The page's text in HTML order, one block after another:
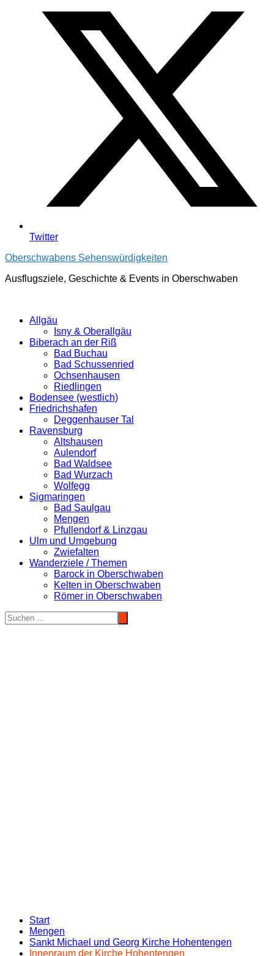
Twitter
Oberschwabens Sehenswürdigkeiten
Ausflugsziele, Geschichte & Events in Oberschwaben
Allgäu
Isny & Oberallgäu
Biberach an der Riß
Bad Buchau
Bad Schussenried
Ochsenhausen
Riedlingen
Bodensee (westlich)
Friedrichshafen
Deggenhauser Tal
Ravensburg
Altshausen
Aulendorf
Bad Waldsee
Bad Wurzach
Wolfegg
Sigmaringen
Bad Saulgau
Mengen
Pfullendorf & Linzgau
Ulm und Umgebung
Zwiefalten
Wanderziele / Themen
Barock in Oberschwaben
Kelten in Oberschwaben
Römer in Oberschwaben
Start
Mengen
Sankt Michael und Georg Kirche Hohentengen
Innenraum der Kirche Hohentengen